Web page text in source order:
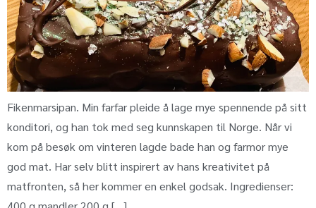
Fikenmarsipan. Min farfar pleide å lage mye spennende på sitt
konditori, og han tok med seg kunnskapen til Norge. Når vi
kom på besøk om vinteren lagde bade han og farmor mye
god mat. Har selv blitt inspirert av hans kreativitet på
matfronten, så her kommer en enkel godsak. Ingredienser: